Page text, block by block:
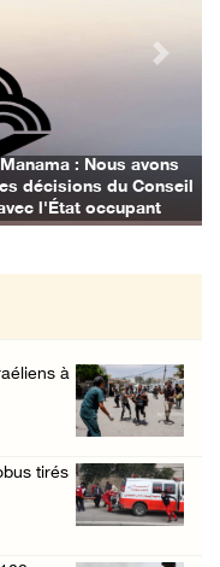
à une ac ...
p ...
...
la ...
pâturage d ...
...
: Nous avons
décisions du Conseil
l'État occupant
Next
à
tirés